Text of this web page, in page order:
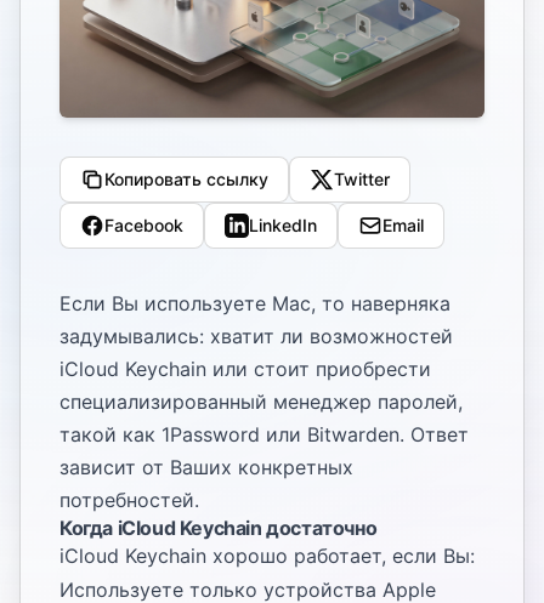
Копировать ссылку Twitter
Facebook LinkedIn Email
Если Вы используете Mac, то наверняка
задумывались: хватит ли возможностей
iCloud Keychain или стоит приобрести
специализированный менеджер паролей,
такой как 1Password или Bitwarden. Ответ
зависит от Ваших конкретных
потребностей.
Когда iCloud Keychain достаточно
iCloud Keychain хорошо работает, если Вы:
Используете только устройства Apple